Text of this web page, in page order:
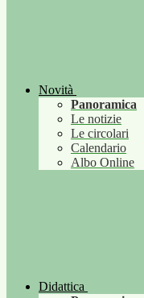
Novità
Panoramica
Le notizie
Le circolari
Calendario
Albo Online
Didattica